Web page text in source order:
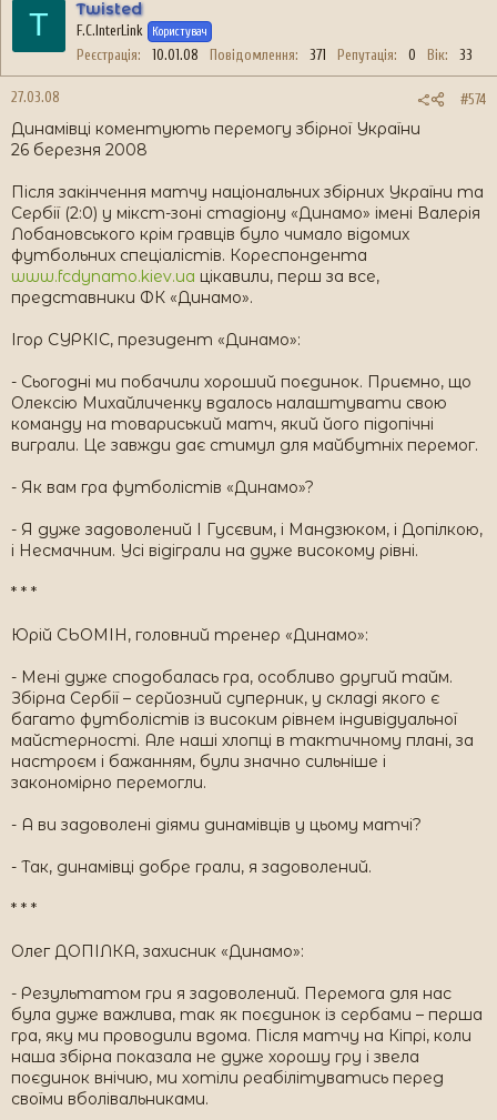
T Twisted
F.C.InterLink Користувач
Реєстрація 10.01.08 Повідомлення 371 Репутація 0 Вік 33
27.03.08 #574
Динамівці коментують перемогу збірної України
26 березня 2008
Після закінчення матчу національних збірних України та
Сербії (2:0) у мікст-зоні стадіону «Динамо» імені Валерія
Лобановського крім гравців було чимало відомих
футбольних спеціалістів. Кореспондента
www.fcdynamo.kiev.ua цікавили, перш за все,
представники ФК «Динамо».
Ігор СУРКІС, президент «Динамо»:
- Сьогодні ми побачили хороший поєдинок. Приємно, що
Олексію Михайличенку вдалось налаштувати свою
команду на товариський матч, який його підопічні
виграли. Це завжди дає стимул для майбутніх перемог.
- Як вам гра футболістів «Динамо»?
- Я дуже задоволений І Гусєвим, і Мандзюком, і Допілкою,
і Несмачним. Усі відіграли на дуже високому рівні.
* * *
Юрій СЬОМІН, головний тренер «Динамо»:
- Мені дуже сподобалась гра, особливо другий тайм.
Збірна Сербії – серйозний суперник, у складі якого є
багато футболістів із високим рівнем індивідуальної
майстерності. Але наші хлопці в тактичному плані, за
настроєм і бажанням, були значно сильніше і
закономірно перемогли.
- А ви задоволені діями динамівців у цьому матчі?
- Так, динамівці добре грали, я задоволений.
* * *
Олег ДОПІЛКА, захисник «Динамо»:
- Результатом гри я задоволений. Перемога для нас
була дуже важлива, так як поєдинок із сербами – перша
гра, яку ми проводили вдома. Після матчу на Кіпрі, коли
наша збірна показала не дуже хорошу гру і звела
поєдинок внічию, ми хотіли реабілітуватись перед
своїми вболівальниками.